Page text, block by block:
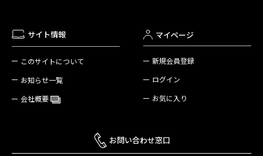
サイト情報
このサイトについて
お知らせ一覧
会社概要
マイページ
新規会員登録
ログイン
お気に入り
お問い合わせ窓口